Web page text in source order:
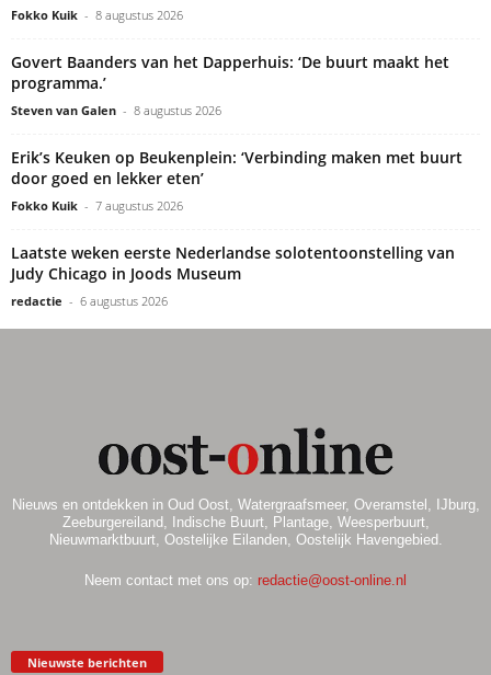
Fokko Kuik - 8 augustus 2026
Govert Baanders van het Dapperhuis: ‘De buurt maakt het
programma.’
Steven van Galen - 8 augustus 2026
Erik’s Keuken op Beukenplein: ‘Verbinding maken met buurt
door goed en lekker eten’
Fokko Kuik - 7 augustus 2026
Laatste weken eerste Nederlandse solotentoonstelling van
Judy Chicago in Joods Museum
redactie - 6 augustus 2026
Nieuws en ontdekken in Oud Oost, Watergraafsmeer, Overamstel, IJburg,
Zeeburgereiland, Indische Buurt, Plantage, Weesperbuurt,
Nieuwmarktbuurt, Oostelijke Eilanden, Oostelijk Havengebied.
Neem contact met ons op: redactie@oost-online.nl
Nieuwste berichten